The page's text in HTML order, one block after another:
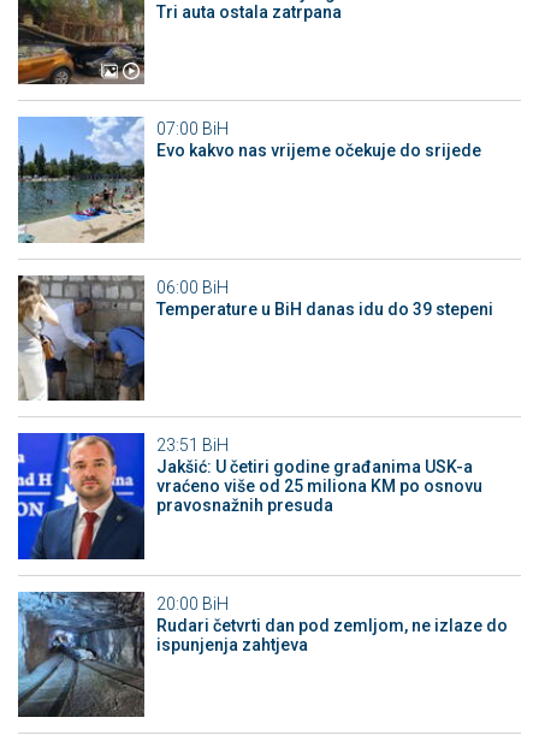
Tri auta ostala zatrpana
07:00 BiH
Evo kakvo nas vrijeme očekuje do srijede
06:00 BiH
Temperature u BiH danas idu do 39 stepeni
23:51 BiH
Jakšić: U četiri godine građanima USK-a
vraćeno više od 25 miliona KM po osnovu
pravosnažnih presuda
20:00 BiH
Rudari četvrti dan pod zemljom, ne izlaze do
ispunjenja zahtjeva